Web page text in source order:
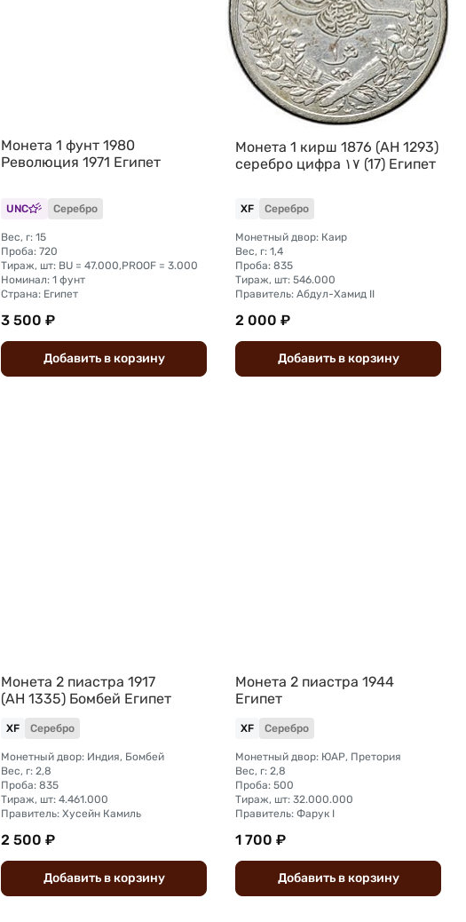
Монета 1 фунт 1980
Революция 1971 Египет
UNC Серебро
Вес, г: 15
Проба: 720
Тираж, шт: BU = 47.000,PROOF = 3.000
Номинал: 1 фунт
Страна: Египет
3 500 ₽
Добавить вкорзину
Монета 1 кирш 1876 (AH 1293)
серебро цифра ١٧ (17) Египет
XF Серебро
Монетный двор: Каир
Вес, г: 1,4
Проба: 835
Тираж, шт: 546.000
Правитель: Абдул-Хамид II
2 000 ₽
Добавить вкорзину
Монета 2 пиастра 1917
(AH 1335) Бомбей Египет
XF Серебро
Монетный двор: Индия, Бомбей
Вес, г: 2,8
Проба: 835
Тираж, шт: 4.461.000
Правитель: Хусейн Камиль
2 500 ₽
Добавить вкорзину
Монета 2 пиастра 1944
Египет
XF Серебро
Монетный двор: ЮАР, Претория
Вес, г: 2,8
Проба: 500
Тираж, шт: 32.000.000
Правитель: Фарук I
1 700 ₽
Добавить вкорзину